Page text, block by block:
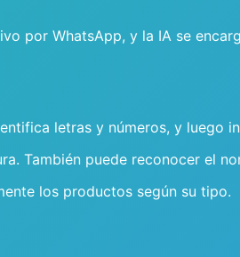
por WhatsApp, y la IA se
letras y números, y luego
También puede reconocer el
los productos según su tipo.